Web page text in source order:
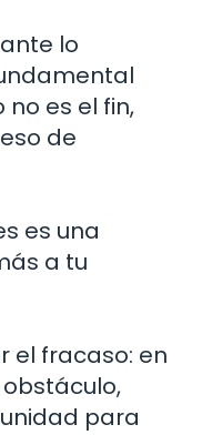
lo
es el fin,
de
es una
a tu
el fracaso: en
para